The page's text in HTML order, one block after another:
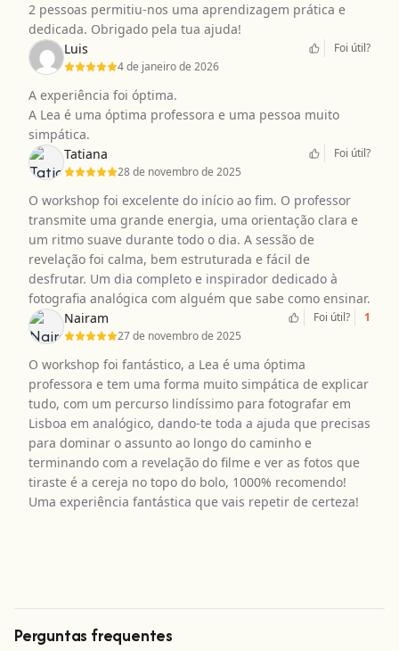
2 pessoas permitiu-nos uma aprendizagem prática e
dedicada. Obrigado pela tua ajuda!
Luis
4 de janeiro de 2026
Foi útil?
A experiência foi óptima.
A Lea é uma óptima professora e uma pessoa muito
simpática.
Tatiana
28 de novembro de 2025
Foi útil?
O workshop foi excelente do início ao fim. O professor
transmite uma grande energia, uma orientação clara e
um ritmo suave durante todo o dia. A sessão de
revelação foi calma, bem estruturada e fácil de
desfrutar. Um dia completo e inspirador dedicado à
fotografia analógica com alguém que sabe como ensinar.
Nairam
27 de novembro de 2025
Foi útil? 1
O workshop foi fantástico, a Lea é uma óptima
professora e tem uma forma muito simpática de explicar
tudo, com um percurso lindíssimo para fotografar em
Lisboa em analógico, dando-te toda a ajuda que precisas
para dominar o assunto ao longo do caminho e
terminando com a revelação do filme e ver as fotos que
tiraste é a cereja no topo do bolo, 1000% recomendo!
Uma experiência fantástica que vais repetir de certeza!
Perguntas frequentes